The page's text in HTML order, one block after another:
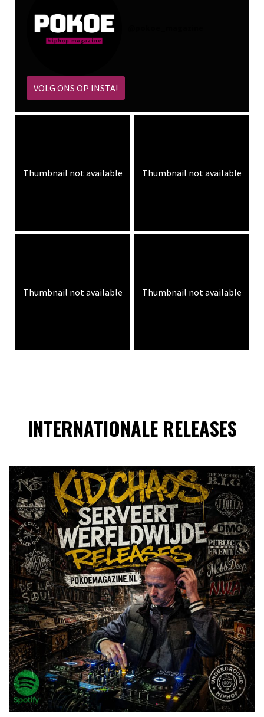
VOLG ONS OP INSTA!
Thumbnail not available Thumbnail not available
Thumbnail not available Thumbnail not available
INTERNATIONALE RELEASES